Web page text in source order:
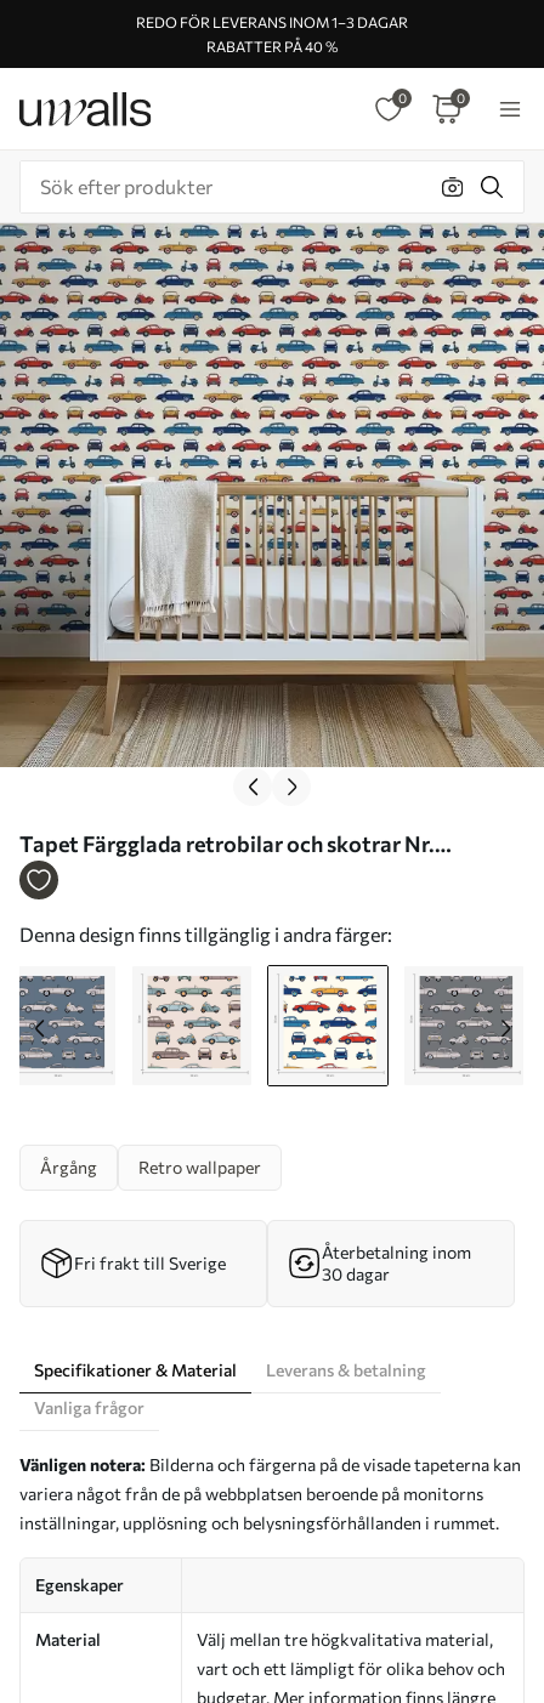
REDO FÖR LEVERANS INOM 1–3 DAGAR
RABATTER PÅ 40 %
0 0
Tapet Färgglada retrobilar och skotrar Nr.
a01178v2
Denna design finns tillgänglig i andra färger:
Årgång Retro wallpaper
Fri frakt till Sverige
Återbetalning inom
30 dagar
Specifikationer & Material
Leverans & betalning
Vanliga frågor
Vänligen notera: Bilderna och färgerna på de visade tapeterna kan
variera något från de på webbplatsen beroende på monitorns
inställningar, upplösning och belysningsförhållanden i rummet.
Egenskaper
Material
Välj mellan tre högkvalitativa material,
vart och ett lämpligt för olika behov och
budgetar. Mer information finns längre